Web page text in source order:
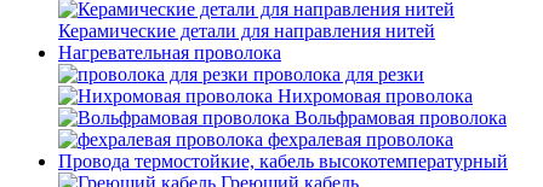
Керамические детали для направления нитей
Нагревательная проволока
проволока для резки
Нихромовая проволока
Вольфрамовая проволока
фехралевая проволока
Провода термостойкие, кабель высокотемпературный
Греющий кабель